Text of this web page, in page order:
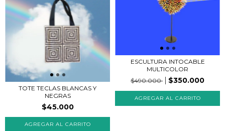
TOTE TECLAS BLANCAS Y
NEGRAS
$45.000
ESCULTURA INTOCABLE
MULTICOLOR
$490.000
$350.000